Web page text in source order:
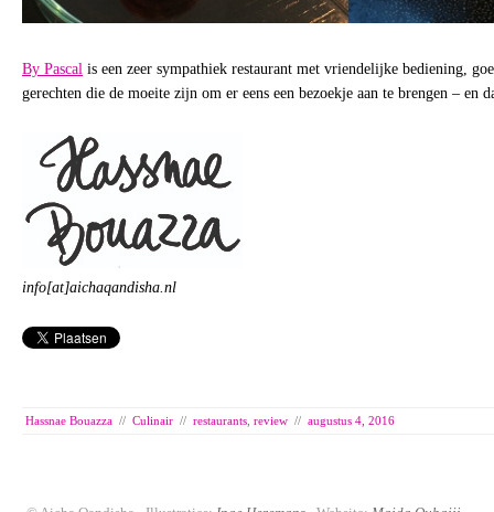
By Pascal is een zeer sympathiek restaurant met vriendelijke bediening,
gerechten die de moeite zijn om er eens een bezoekje aan te brengen – en
info[at]aichaqandisha.nl
Hassnae Bouazza // Culinair // restaurants review // augustus 4, 2016